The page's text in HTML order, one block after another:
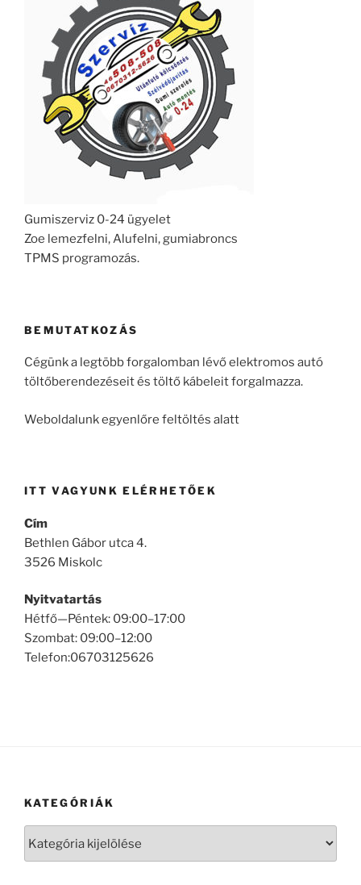
Gumiszerviz 0-24 ügyelet
Zoe lemezfelni, Alufelni, gumiabroncs
TPMS programozás.
BEMUTATKOZÁS
Cégünk a legtöbb forgalomban lévő elektromos autó
töltőberendezéseit és töltő kábeleit forgalmazza.
Weboldalunk egyenlőre feltöltés alatt
ITT VAGYUNK ELÉRHETŐEK
Cím
Bethlen Gábor utca 4.
3526 Miskolc
Nyitvatartás
Hétfő—Péntek: 09:00–17:00
Szombat: 09:00–12:00
Telefon:06703125626
KATEGÓRIÁK